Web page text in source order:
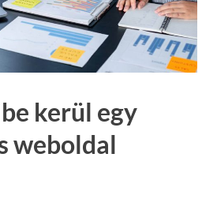
kerül egy
weboldal